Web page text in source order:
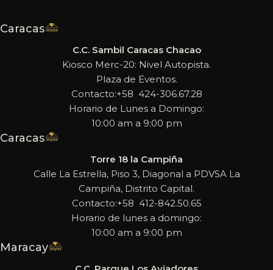
Caracas
C.C. Sambil Caracas Chacao
Kiosco Merc-20: Nivel Autopista.
Plaza de Eventos.
Contacto:+58 424-306.67.28
Horario de Lunes a Domingo:
10:00 am a 9:00 pm
Caracas
Torre 18 la Campiña
Calle La Estrella, Piso 3, Diagonal a PDVSA La
Campiña, Distrito Capital.
Contacto:+58 412-842.50.65
Horario de lunes a domingo:
10:00 am a 9:00 pm
Maracay